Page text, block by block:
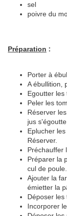
sel
poivre du
Préparation :
Porter à
A ébullition,
Egoutter les
Peler les
Réserver
jus
Eplucher
Réserver.
Préchauffer
Préparer la
cul de poule.
Ajouter la
émietter la
Déposer les
Incorporer